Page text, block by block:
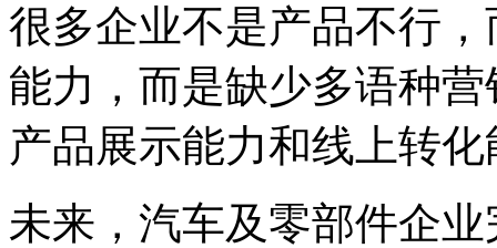
很多企业不是产品不行
能力，而是缺少多语种
产品展示能力和线上转
未来，汽车及零部件企